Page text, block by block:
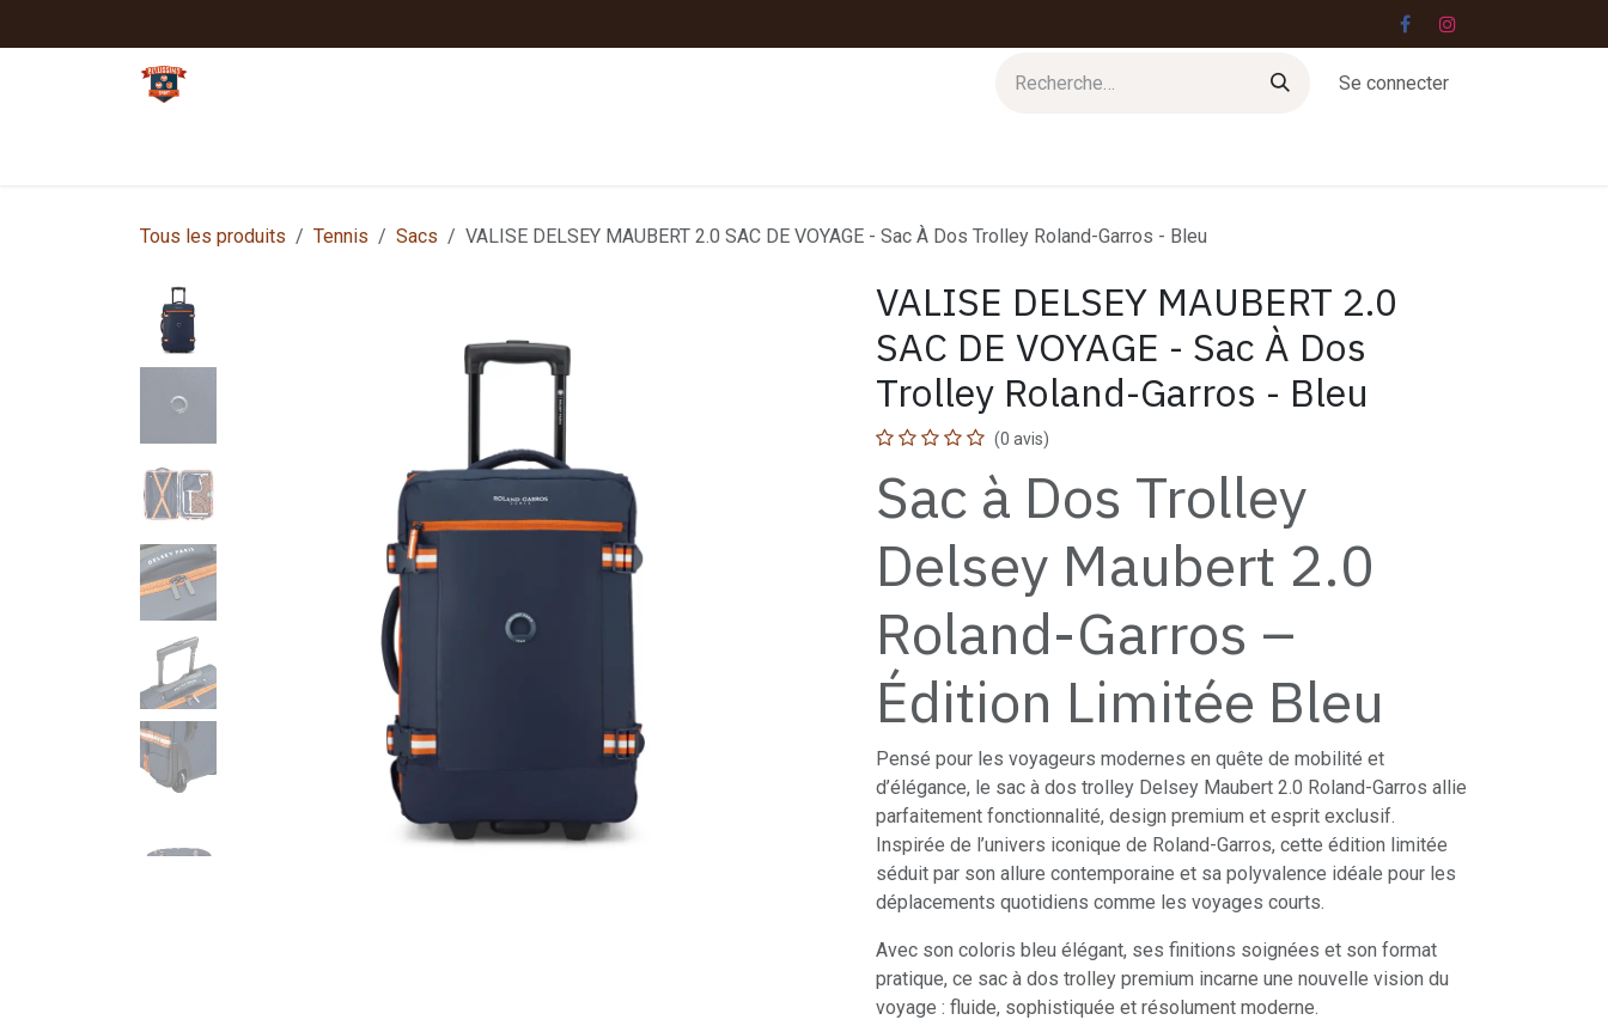
Se connecter
Tous les produits Tennis Sacs VALISE DELSEY MAUBERT 2.0 SAC DE VOYAGE - Sac À Dos Trolley Roland-Garros - Bleu
VALISE DELSEY MAUBERT 2.0
SAC DE VOYAGE - Sac À Dos
Trolley Roland-Garros - Bleu
(0 avis)
Sac à Dos Trolley
Delsey Maubert 2.0
Roland-Garros –
Édition Limitée Bleu
Pensé pour les voyageurs modernes en quête de mobilité et
d’élégance, le sac à dos trolley Delsey Maubert 2.0 Roland-Garros allie
parfaitement fonctionnalité, design premium et esprit exclusif.
Inspirée de l’univers iconique de Roland-Garros, cette édition limitée
séduit par son allure contemporaine et sa polyvalence idéale pour les
déplacements quotidiens comme les voyages courts.
Avec son coloris bleu élégant, ses finitions soignées et son format
pratique, ce sac à dos trolley premium incarne une nouvelle vision du
voyage : fluide, sophistiquée et résolument moderne.